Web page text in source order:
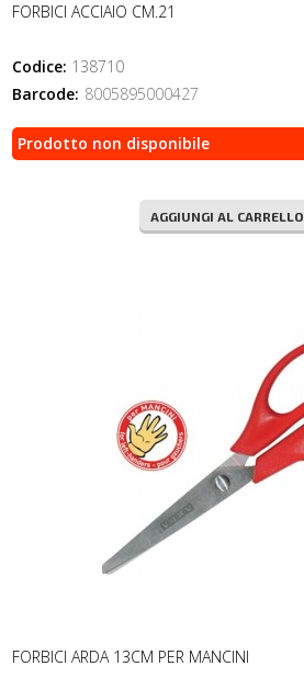
FORBICI ACCIAIO CM.21
Codice: 138710
Barcode: 8005895000427
Prodotto non disponibile
AGGIUNGI AL CARRELLO
FORBICI ARDA 13CM PER MANCINI